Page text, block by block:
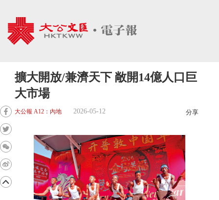
擴大開放/兼濟天下 敞開14億人口巨
大市場
大公報 A12：內地 2026-05-12 分享